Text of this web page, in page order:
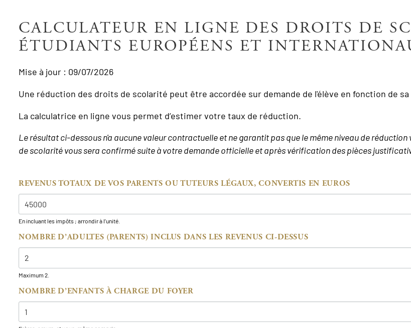
CALCULATEUR EN LIGNE DES DROITS DE
ÉTUDIANTS EUROPÉENS ET
Mise à jour : 09/07/2026
Une réduction des droits de scolarité peut être accordée sur demande de l'élève en fonction de
La calculatrice en ligne vous permet d’estimer votre taux de réduction.
Le résultat ci-dessous n'a aucune valeur contractuelle et ne garantit pas que le même niveau de
de scolarité vous sera confirmé suite à votre demande officielle et après vérification des pièces
REVENUS TOTAUX DE VOS PARENTS OU TUTEURS LÉGAUX, CONVERTIS EN EUROS
En incluant les impôts ; arrondir à l’unité.
NOMBRE D’ADULTES (PARENTS) INCLUS DANS LES REVENUS CI-DESSUS
Maximum 2.
NOMBRE D’ENFANTS À CHARGE DU FOYER